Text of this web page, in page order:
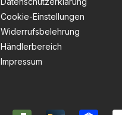
Cookie-Einstellungen
Widerrufsbelehrung
Händlerbereich
Impressum